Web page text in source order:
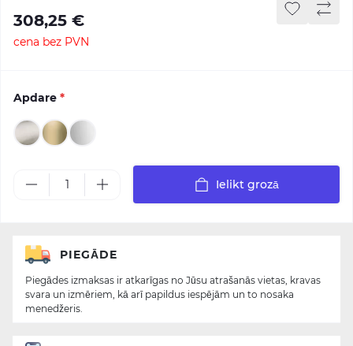
308,25 €
cena bez PVN
Apdare *
Ielikt grozā
PIEGĀDE
Piegādes izmaksas ir atkarīgas no Jūsu atrašanās vietas, kravas
svara un izmēriem, kā arī papildus iespējām un to nosaka
menedžeris.